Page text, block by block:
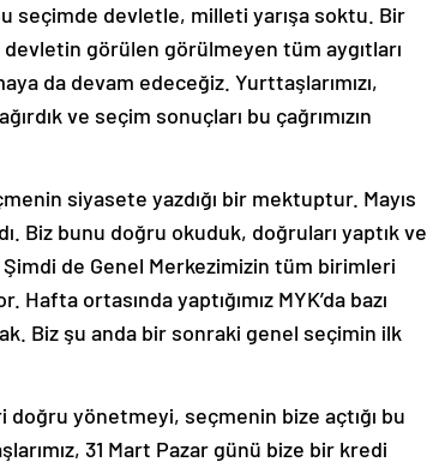
seçimde devletle, milleti yarışa soktu. Bir
görülen görülmeyen tüm aygıtları
da devam edeceğiz. Yurttaşlarımızı,
ve seçim sonuçları bu çağrımızın
siyasete yazdığı bir mektuptur. Mayıs
Biz bunu doğru okuduk, doğruları yaptık ve
de Genel Merkezimizin tüm birimleri
Hafta ortasında yaptığımız MYK’da bazı
Biz şu anda bir sonraki genel seçimin ilk
doğru yönetmeyi, seçmenin bize açtığı bu
31 Mart Pazar günü bize bir kredi